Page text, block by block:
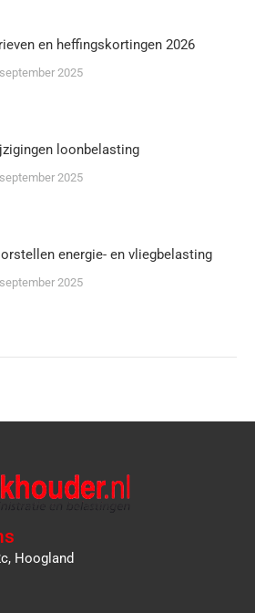
en heffingskortingen 2026
2025
loonbelasting
2025
energie- en vliegbelasting
2025
Hoogland